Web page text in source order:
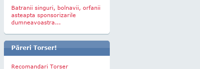
Batranii singuri, bolnavii, orfanii
asteapta sponsorizarile
dumneavoastra...
Păreri Torser!
Recomandari Torser